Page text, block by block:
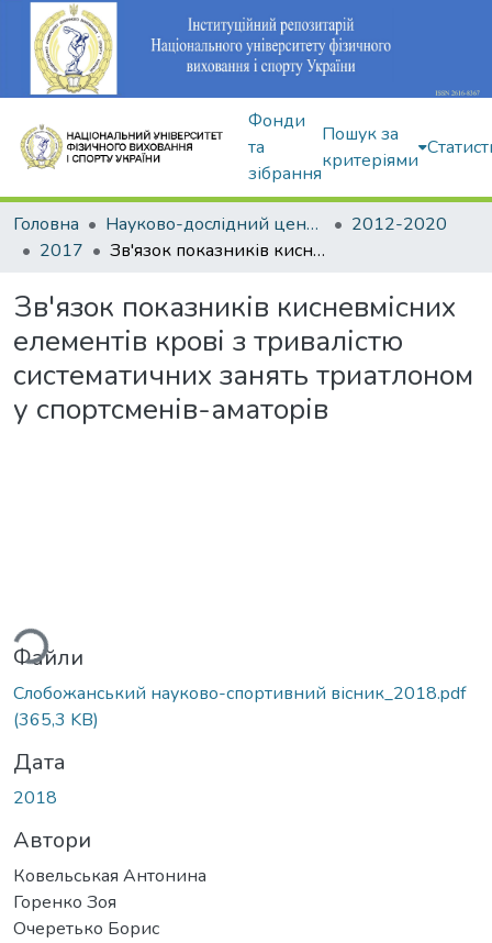
Фонди
та
зібрання
Пошук за
критеріями
Головна Науково-дослідний центр Інституту
2012-2020
2017
Зв'язок показників кисневмісних елементів крові з тривалістю систематичних занять триатлоном у спортсменів-аматорів
Зв'язок показників кисневмісних
елементів крові з тривалістю
систематичних занять триатлоном
у спортсменів-аматорів
Файли
Слобожанський науково-спортивний вісник_2018.pdf
(365,3 KB)
Дата
2018
Автори
Ковельськая Антонина
Горенко Зоя
Очеретько Борис